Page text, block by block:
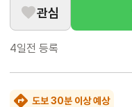
관심
4일전 등록
도보 30분 이상 예상